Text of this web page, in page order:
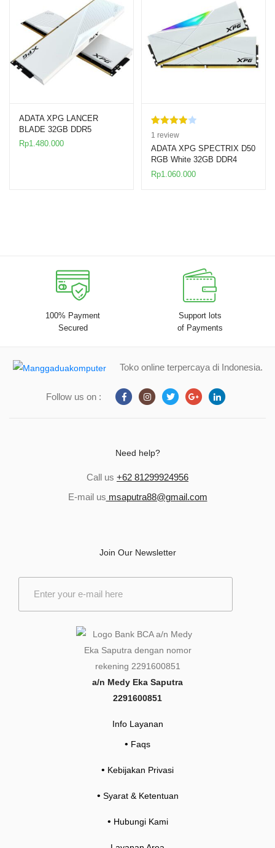
ADATA XPG LANCER
BLADE 32GB DDR5
5600MHz White Dual RAM
Rp1.480.000
Rated
4.00out
of 5
based
11 review
ADATA XPG SPECTRIX D50
RGB White 32GB DDR4
3200MHz RAM
Rp1.060.000
100% Payment
Secured
Support lots
of Payments
Toko online terpercaya di Indonesia.
Follow us on :
Need help?
Call us +62 81299924956
E-mail us msaputra88@gmail.com
Join Our Newsletter
a/n Medy Eka Saputra
2291600851
Info Layanan
• Faqs
• Kebijakan Privasi
• Syarat & Ketentuan
• Hubungi Kami